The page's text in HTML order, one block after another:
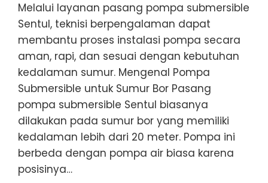
Melalui layanan pasang pompa submersible
Sentul, teknisi berpengalaman dapat
membantu proses instalasi pompa secara
aman, rapi, dan sesuai dengan kebutuhan
kedalaman sumur. Mengenal Pompa
Submersible untuk Sumur Bor Pasang
pompa submersible Sentul biasanya
dilakukan pada sumur bor yang memiliki
kedalaman lebih dari 20 meter. Pompa ini
berbeda dengan pompa air biasa karena
posisinya…